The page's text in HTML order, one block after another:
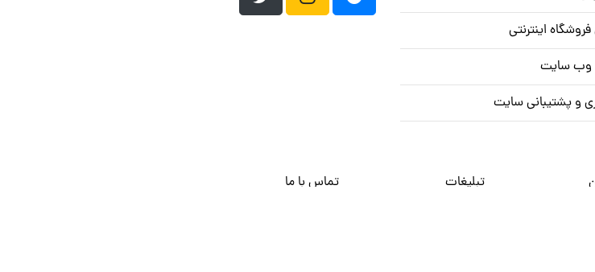
اینترنتی
وب سایت
و پشتیبانی سایت
تبلیغات تماس با ما